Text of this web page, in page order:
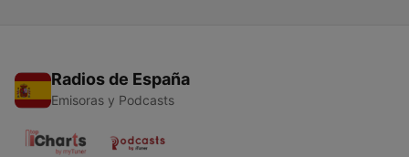
Radios de España
Emisoras y Podcasts